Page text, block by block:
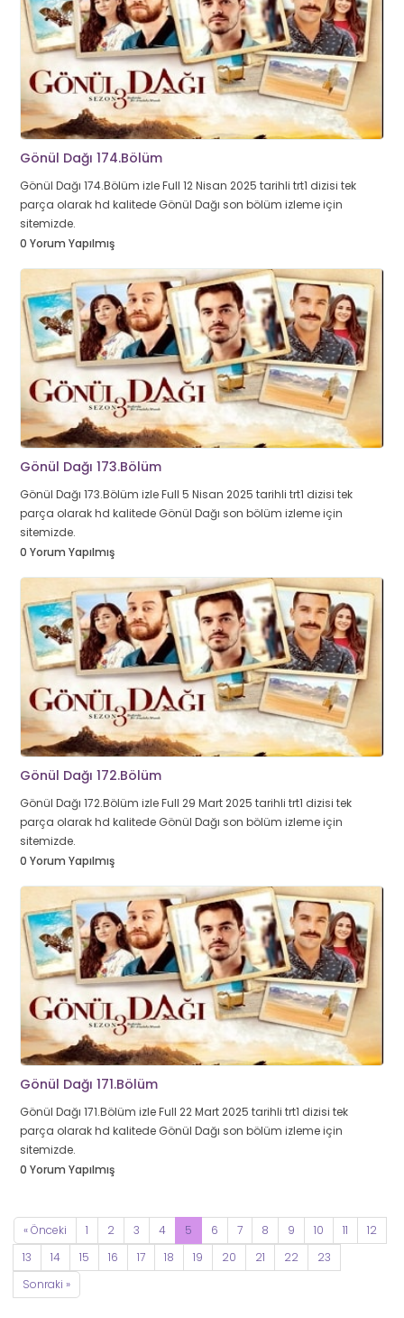
Gönül Dağı 174.Bölüm
Gönül Dağı 174.Bölüm izle Full 12 Nisan 2025 tarihli trt1 dizisi tek
parça olarak hd kalitede Gönül Dağı son bölüm izleme için
sitemizde.
0 Yorum Yapılmış
Gönül Dağı 173.Bölüm
Gönül Dağı 173.Bölüm izle Full 5 Nisan 2025 tarihli trt1 dizisi tek
parça olarak hd kalitede Gönül Dağı son bölüm izleme için
sitemizde.
0 Yorum Yapılmış
Gönül Dağı 172.Bölüm
Gönül Dağı 172.Bölüm izle Full 29 Mart 2025 tarihli trt1 dizisi tek
parça olarak hd kalitede Gönül Dağı son bölüm izleme için
sitemizde.
0 Yorum Yapılmış
Gönül Dağı 171.Bölüm
Gönül Dağı 171.Bölüm izle Full 22 Mart 2025 tarihli trt1 dizisi tek
parça olarak hd kalitede Gönül Dağı son bölüm izleme için
sitemizde.
0 Yorum Yapılmış
« Önceki 1 2 3 4 5 6 7 8 9 10 11
12
13
14 15 16 17 18 19 20 21 22
23
Sonraki »